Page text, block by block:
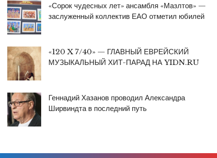
«Сорок чудесных лет» ансамбля «Мазлтов» —
заслуженный коллектив ЕАО отметил юбилей
«120 X 7/40» — ГЛАВНЫЙ ЕВРЕЙСКИЙ
МУЗЫКАЛЬНЫЙ ХИТ-ПАРАД НА YIDN.RU
Геннадий Хазанов проводил Александра
Ширвиндта в последний путь